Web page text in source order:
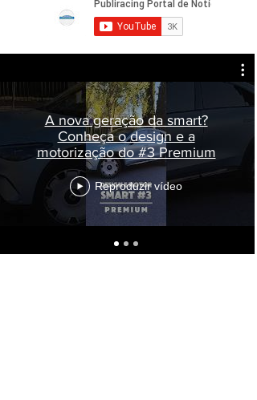
A nova geração da smart?
Conheça o design e a
motorização do #3 Premium
Reproduzir vídeo